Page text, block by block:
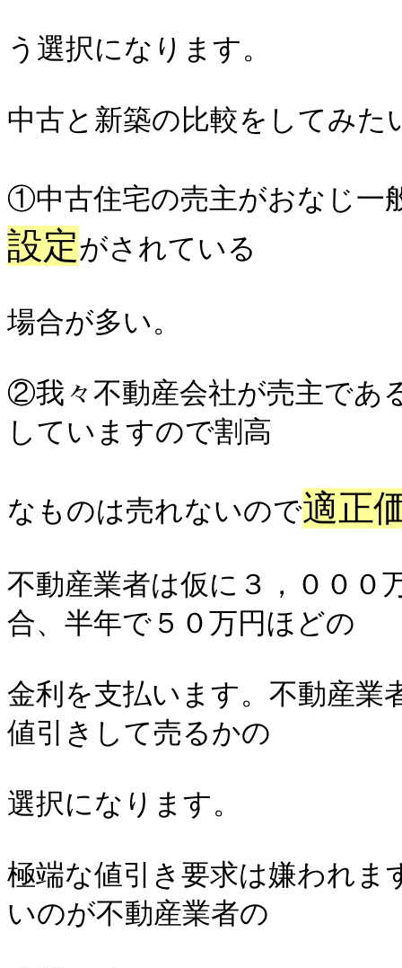
う選択になります。
中古と新築の比較をしてみた
①中古住宅の売主がおなじ一
設定がされている
場合が多い。
②我々不動産会社が売主であ
していますので割高
なものは売れないので適正
不動産業者は仮に３，０００
合、半年で５０万円ほどの
金利を支払います。不動産業
値引きして売るかの
選択になります。
極端な値引き要求は嫌われま
いのが不動産業者の